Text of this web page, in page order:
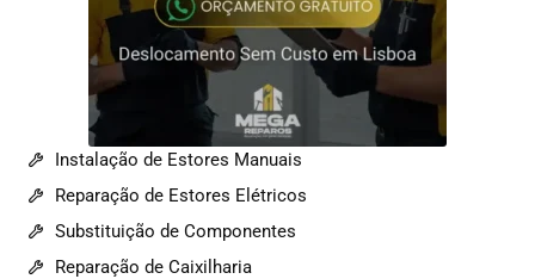
Instalação de Estores Manuais
Reparação de Estores Elétricos
Substituição de Componentes
Reparação de Caixilharia